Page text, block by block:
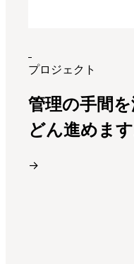
プロジェクト
管理の手間
どん進めます
→